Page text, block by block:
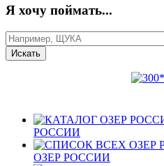
Я хочу поймать...
РОССИИ
ОЗЕР РОССИИ